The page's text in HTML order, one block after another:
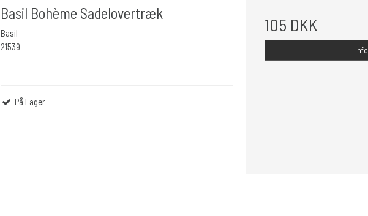
Basil Bohème Sadelovertræk
Basil
21539
På Lager
105 DKK
Info